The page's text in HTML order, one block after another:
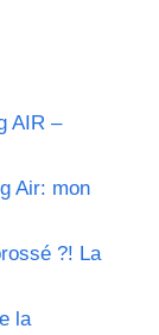
AIR –
Air: mon
?! La
la